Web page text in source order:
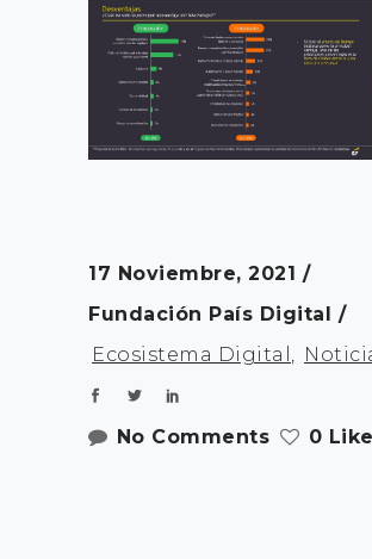
17 Noviembre, 2021
Fundación País Digital
Ecosistema Digital ,
No Comments 0